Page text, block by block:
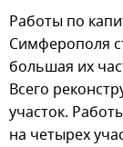
Работы по
Симферополя
большая их
Всего
участок.
на четырех